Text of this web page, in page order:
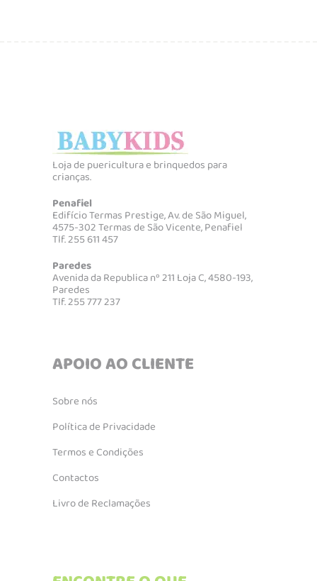
Loja de puericultura e brinquedos para
crianças.
Penafiel
Edifício Termas Prestige, Av. de São Miguel,
4575-302 Termas de São Vicente, Penafiel
Tlf. 255 611 457
Paredes
Avenida da Republica nº 211 Loja C, 4580-193,
Paredes
Tlf. 255 777 237
APOIO AO CLIENTE
Sobre nós
Política de Privacidade
Termos e Condições
Contactos
Livro de Reclamações